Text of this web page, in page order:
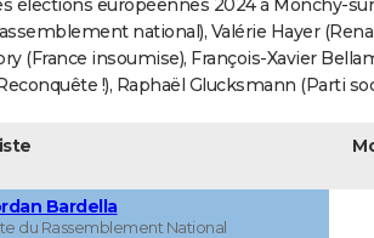
élections européennes 2024 à Monchy-
national), Valérie Hayer
(France insoumise), François-Xavier
!), Raphaël Glucksmann (Parti
Bardella
du Rassemblement National